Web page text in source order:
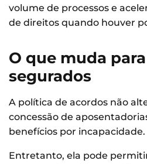
volume de processos e
de direitos quando houver
O que muda
segurados
A política de acordos não
concessão de
benefícios por incapacidade.
Entretanto, ela pode